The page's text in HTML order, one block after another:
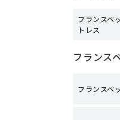
フランスベ
トレス
フランス
フランスベ